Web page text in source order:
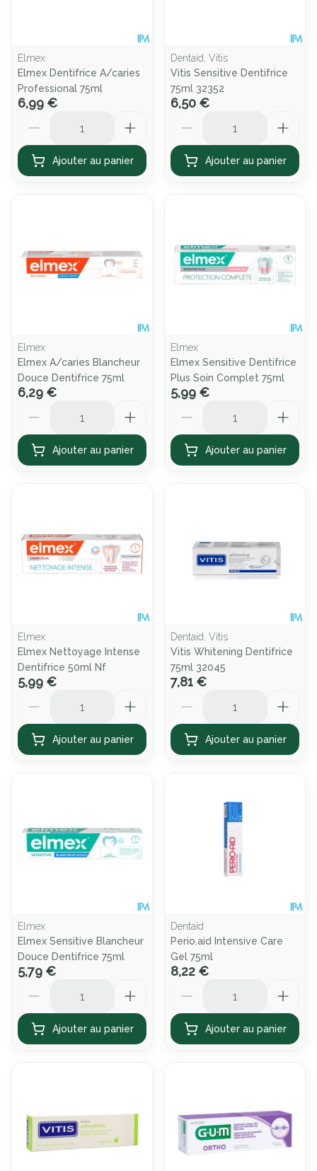
Elmex
Elmex Dentifrice A/caries
Professional 75ml
6,99 €
Ajouter au panier
Dentaid, Vitis
Vitis Sensitive Dentifrice
75ml 32352
6,50 €
Ajouter au panier
Elmex
Elmex A/caries Blancheur
Douce Dentifrice 75ml
6,29 €
Ajouter au panier
Elmex
Elmex Sensitive Dentifrice
Plus Soin Complet 75ml
5,99 €
Ajouter au panier
Elmex
Elmex Nettoyage Intense
Dentifrice 50ml Nf
5,99 €
Ajouter au panier
Dentaid, Vitis
Vitis Whitening Dentifrice
75ml 32045
7,81 €
Ajouter au panier
Elmex
Elmex Sensitive Blancheur
Douce Dentifrice 75ml
5,79 €
Ajouter au panier
Dentaid
Perio.aid Intensive Care
Gel 75ml
8,22 €
Ajouter au panier